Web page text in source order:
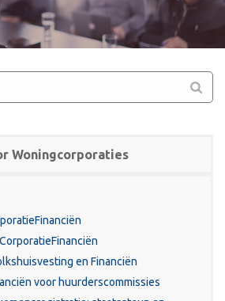
Woningcorporaties
en Financiën
voor huurderscommissies